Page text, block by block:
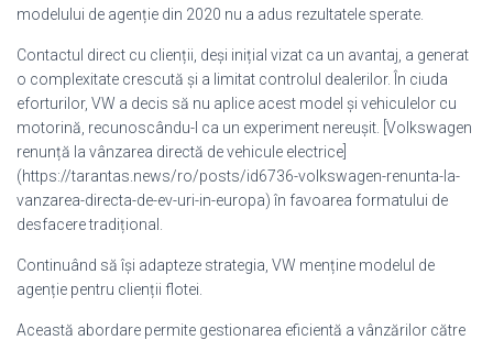
modelului de agenție din 2020 nu a adus rezultatele sperate.
Contactul direct cu clienții, deși inițial vizat ca un avantaj, a generat
o complexitate crescută și a limitat controlul dealerilor. În ciuda
eforturilor, VW a decis să nu aplice acest model și vehiculelor cu
motorină, recunoscându-l ca un experiment nereușit. [Volkswagen
renunță la vânzarea directă de vehicule electrice]
(https://tarantas.news/ro/posts/id6736-volkswagen-renunta-la-
vanzarea-directa-de-ev-uri-in-europa) în favoarea formatului de
desfacere tradițional.
Continuând să își adapteze strategia, VW menține modelul de
agenție pentru clienții flotei.
Această abordare permite gestionarea eficientă a vânzărilor către